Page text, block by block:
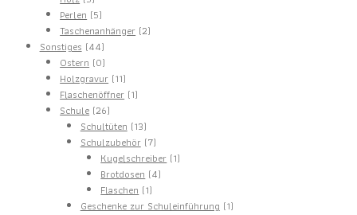
Produkte
Perlen 55
Produkte
Taschenanhänger 22
Sonstiges 4444
Produkte
Ostern 00
Produkte
Holzgravur 1111
Produkte
Flaschenöffner 11
Schule 2626
Produkte
Schultüten 1313
Produkte
Schulzubehör 77
Produkte
Kugelschreiber 11
Brotdosen 44
Flaschen 11
Produkt
Geschenke zur Schuleinführung 11